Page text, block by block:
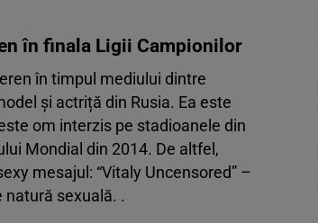
în finala Ligii Campionilor
în timpul mediului dintre
și actriță din Rusia. Ea este
om interzis pe stadioanele din
Mondial din 2014. De altfel,
mesajul: “Vitaly Uncensored” –
sexuală. .